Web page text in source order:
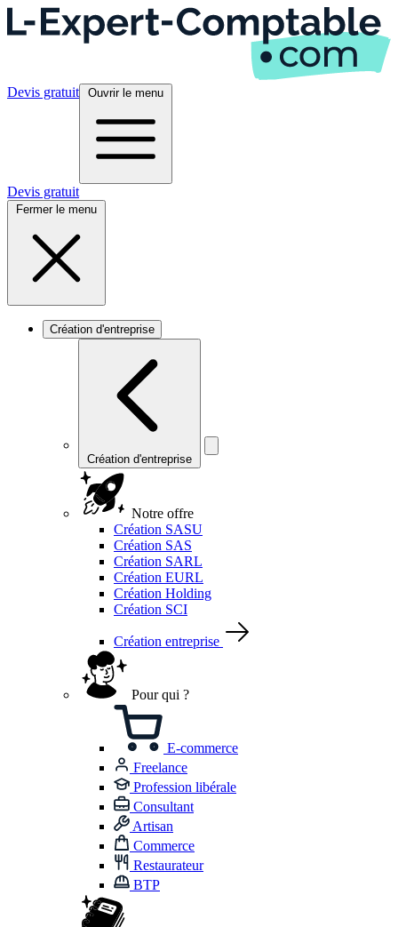
Devis gratuit Ouvrir le menu
Devis gratuit
Fermer le menu
Création d'entreprise
Création d'entreprise
Notre offre
Création SASU
Création SAS
Création SARL
Création EURL
Création Holding
Création SCI
Création entreprise
Pour qui ?
E-commerce
Freelance
Profession libérale
Consultant
Artisan
Commerce
Restaurateur
BTP